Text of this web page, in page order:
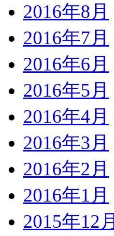
2016年8月
2016年7月
2016年6月
2016年5月
2016年4月
2016年3月
2016年2月
2016年1月
2015年12月